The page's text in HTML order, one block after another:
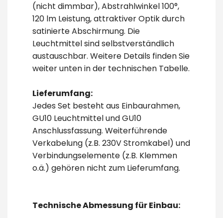
(nicht dimmbar), Abstrahlwinkel 100°,
120 lm Leistung, attraktiver Optik durch
satinierteAbschirmung. Die
Leuchtmittel sind selbstverständlich
austauschbar. Weitere Details finden Sie
weiter unten in der technischen Tabelle.
Lieferumfang:
Jedes Set besteht aus Einbaurahmen,
GU10 Leuchtmittel und GU10
Anschlussfassung. Weiterführende
Verkabelung (z.B. 230V Stromkabel) und
Verbindungselemente (z.B. Klemmen
o.ä.) gehören nicht zum Lieferumfang.
Technische Abmessung für Einbau: